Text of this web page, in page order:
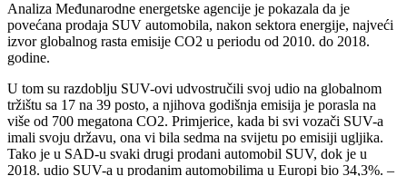
Analiza Međunarodne energetske agencije je pokazala da je
povećana prodaja SUV automobila, nakon sektora energije, najveći
izvor globalnog rasta emisije CO2 u periodu od 2010. do 2018.
godine.
U tom su razdoblju SUV-ovi udvostručili svoj udio na globalnom
tržištu sa 17 na 39 posto, a njihova godišnja emisija je porasla na
više od 700 megatona CO2. Primjerice, kada bi svi vozači SUV-a
imali svoju državu, ona vi bila sedma na svijetu po emisiji ugljika.
Tako je u SAD-u svaki drugi prodani automobil SUV, dok je u
2018. udio SUV-a u prodanim automobilima u Europi bio 34,3%. –